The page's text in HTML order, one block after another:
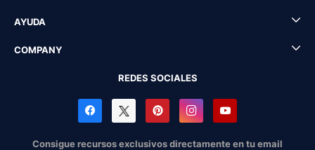
AYUDA
COMPANY
REDES SOCIALES
Consigue recursos exclusivos directamente en tu email